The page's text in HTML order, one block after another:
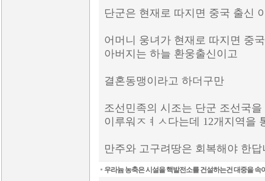
단군은 현재로 따지면 중국 출신
어머니 웅녀가 현재로 따지면 중
아버지는 하늘 환웅출신이고
결혼동맹이라고 하더구만
조선민족의 시조는 단군 조선국
이루워ㅤㅈㅕㅅ다는데 12개지역
만주와 고구려땅은 회복해야 한
우라늄 농축은 시설을 핵발전소를 건설하는건 대중을 속